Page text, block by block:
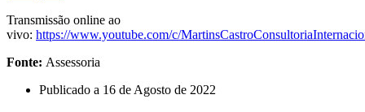
Transmissão online ao
vivo: https://www.youtube.com/c/
Fonte: Assessoria
Publicado a 16 de Agosto de 2022